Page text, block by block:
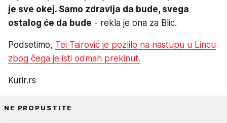
je sve okej. Samo zdravlja da bude, svega
ostalog će da bude - rekla je ona za Blic.
Podsetimo, Tei Tairović je pozlilo na nastupu u Lincu
zbog čega je isti odmah prekinut.
Kurir.rs
NE PROPUSTITE